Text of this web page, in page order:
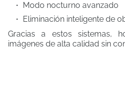
Modo nocturno avanzado
Eliminación inteligente de
Gracias a estos sistemas,
imágenes de alta calidad sin